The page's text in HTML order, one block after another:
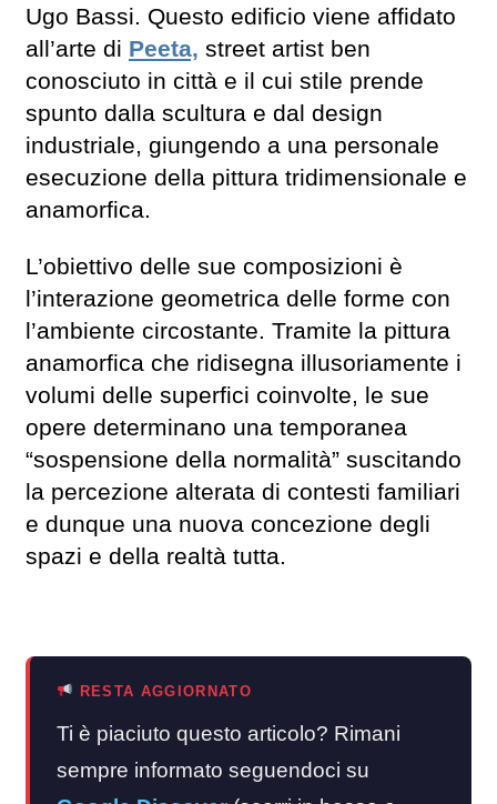
Ugo Bassi. Questo edificio viene affidato
all’arte di Peeta, street artist ben
conosciuto in città e il cui stile prende
spunto dalla scultura e dal design
industriale, giungendo a una personale
esecuzione della pittura tridimensionale e
anamorfica.
L’obiettivo delle sue composizioni è
l’interazione geometrica delle forme con
l’ambiente circostante. Tramite la pittura
anamorfica che ridisegna illusoriamente i
volumi delle superfici coinvolte, le sue
opere determinano una temporanea
“sospensione della normalità” suscitando
la percezione alterata di contesti familiari
e dunque una nuova concezione degli
spazi e della realtà tutta.
RESTA AGGIORNATO
Ti è piaciuto questo articolo? Rimani
sempre informato seguendoci su